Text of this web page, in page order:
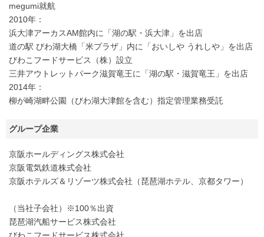
megumi就航
2010年：
浜大津アーカスAM館内に「湖の駅・浜大津」を出店
道の駅 びわ湖大橋「米プラザ」内に「おいしや うれしや」を出店
びわこフードサービス（株）設立
三井アウトレットパーク滋賀竜王に「湖の駅・滋賀竜王」を出店
2014年：
柳が崎湖畔公園（びわ湖大津館を含む）指定管理業務受託
グループ企業
京阪ホールディングス株式会社
京阪電気鉄道株式会社
京阪ホテルズ＆リゾーツ株式会社（琵琶湖ホテル、京都タワー）
（当社子会社）※100％出資
琵琶湖汽船サービス株式会社
びわこフードサービス株式会社